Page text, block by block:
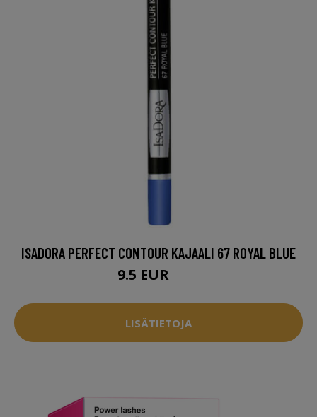
ISADORA PERFECT CONTOUR KAJAALI 67 ROYAL BLUE
9.5 EUR
LISÄTIETOJA